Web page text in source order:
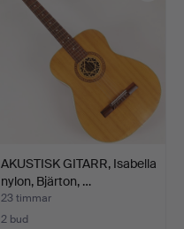
AKUSTISK GITARR, Isabella
nylon, Bjärton, …
23 timmar
2 bud